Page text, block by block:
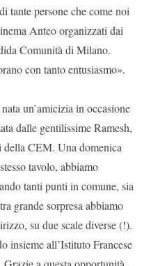
tante persone che come noi
Anteo organizzati dai
Comunità di Milano.
con tanto entusiasmo».
un’amicizia in occasione
dalle gentilissime Ramesh,
della CEM. Una domenica
tavolo, abbiamo
tanti punti in comune, sia
grande sorpresa abbiamo
su due scale diverse (!).
insieme all’Istituto Francese